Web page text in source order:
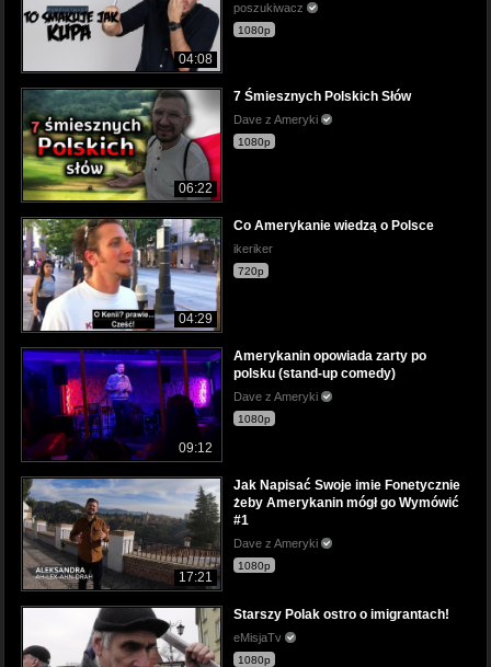
04:08
poszukiwacz
1080p
06:22
7 Śmiesznych Polskich Słów
Dave z Ameryki
1080p
04:29
Co Amerykanie wiedzą o Polsce
ikeriker
720p
09:12
Amerykanin opowiada zarty po
polsku (stand-up comedy)
Dave z Ameryki
1080p
17:21
Jak Napisać Swoje imie Fonetycznie
żeby Amerykanin mógł go Wymówić
#1
Dave z Ameryki
1080p
Starszy Polak ostro o imigrantach!
eMisjaTv
1080p